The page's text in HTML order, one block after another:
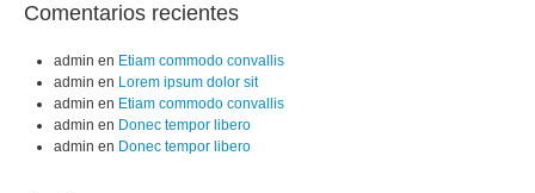
Comentarios recientes
admin en Etiam commodo convallis
admin en Lorem ipsum dolor sit
admin en Etiam commodo convallis
admin en Donec tempor libero
admin en Donec tempor libero